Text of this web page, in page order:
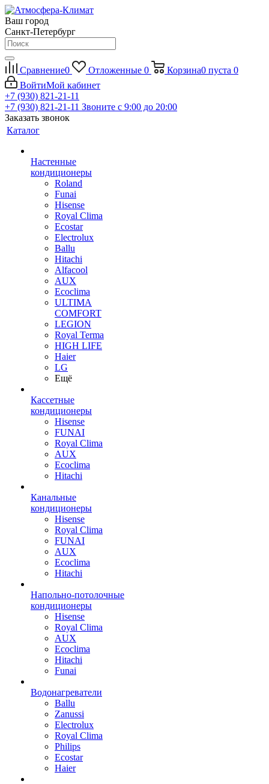
Ваш город
Санкт-Петербург
Сравнение0 Отложенные 0 Корзина0 пуста 0
ВойтиМой кабинет
+7 (930) 821-21-11
+7 (930) 821-21-11 Звоните с 9:00 до 20:00
Заказать звонок
Каталог
Настенные
кондиционеры
Roland
Funai
Hisense
Royal Clima
Ecostar
Electrolux
Ballu
Hitachi
Alfacool
AUX
Ecoclima
ULTIMA
COMFORT
LEGION
Royal Terma
HIGH LIFE
Haier
LG
Ещё
Кассетные
кондиционеры
Hisense
FUNAI
Royal Clima
AUX
Ecoclima
Hitachi
Канальные
кондиционеры
Hisense
Royal Clima
FUNAI
AUX
Ecoclima
Hitachi
Напольно-потолочные
кондиционеры
Hisense
Royal Clima
AUX
Ecoclima
Hitachi
Funai
Водонагреватели
Ballu
Zanussi
Electrolux
Royal Clima
Philips
Ecostar
Haier